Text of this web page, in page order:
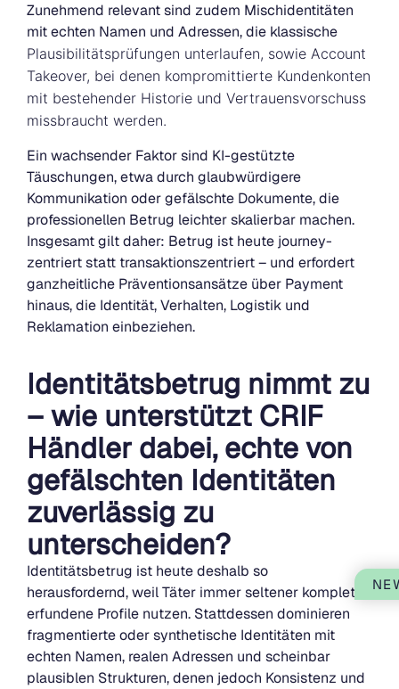
Zunehmend relevant sind zudem Mischidentitäten
mit echten Namen und Adressen, die klassische
Plausibilitätsprüfungen unterlaufen, sowie Account
Takeover, bei denen kompromittierte Kundenkonten
mit bestehender Historie und Vertrauensvorschuss
missbraucht werden.
Ein wachsender Faktor sind KI-gestützte
Täuschungen, etwa durch glaubwürdigere
Kommunikation oder gefälschte Dokumente, die
professionellen Betrug leichter skalierbar machen.
Insgesamt gilt daher: Betrug ist heute journey-
zentriert statt transaktionszentriert – und erfordert
ganzheitliche Präventionsansätze über Payment
hinaus, die Identität, Verhalten, Logistik und
Reklamation einbeziehen.
Identitätsbetrug nimmt zu
– wie unterstützt CRIF
Händler dabei, echte von
gefälschten Identitäten
zuverlässig zu
unterscheiden?
Identitätsbetrug ist heute deshalb so
herausfordernd, weil Täter immer seltener komplett
erfundene Profile nutzen. Stattdessen dominieren
fragmentierte oder synthetische Identitäten mit
echten Namen, realen Adressen und scheinbar
plausiblen Strukturen, denen jedoch Konsistenz und